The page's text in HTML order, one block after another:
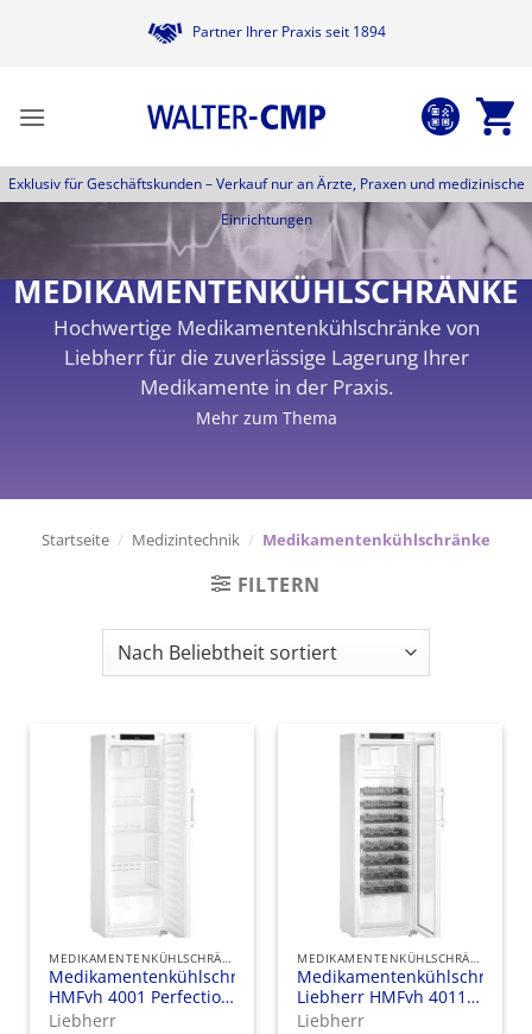
Partner Ihrer Praxis seit 1894
Exklusiv für Geschäftskunden –Verkauf nur an Ärzte, Praxen und medizinische
Einrichtungen
MEDIKAMENTENKÜHLSCHRÄNKE
Hochwertige Medikamentenkühlschränke von
Liebherr für die zuverlässige Lagerung Ihrer
Medikamente in der Praxis.
Mehr zum Thema
Startseite / Medizintechnik / Medikamentenkühlschränke
FILTERN
MEDIKAMENTENKÜHLSCHRÄNKE
Medikamentenkühlschrank
HMFvh 4001 Perfection
mit Stahltür
Liebherr
MEDIKAMENTENKÜHLSCHRÄNKE
Medikamentenkühlschrank
Liebherr HMFvh 4011
Perfection mit Glastür
Liebherr